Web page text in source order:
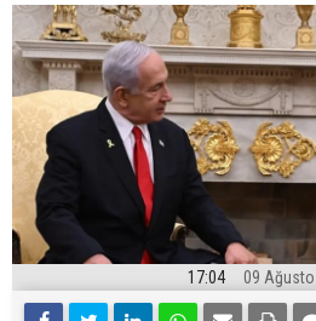
17:04 09